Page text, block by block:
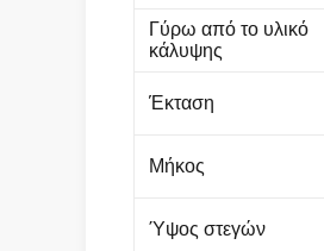
Γύρω από το υλικό
κάλυψης
Έκταση
Μήκος
Ύψος στεγών